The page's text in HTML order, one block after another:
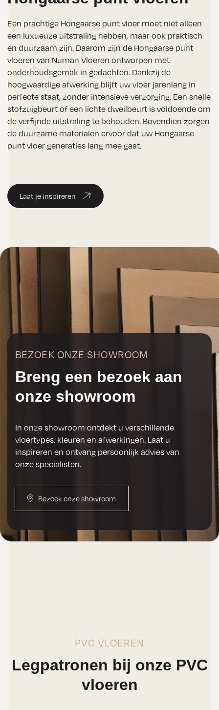
Een prachtige Hongaarse punt vloer moet niet alleen
een luxueuze uitstraling hebben, maar ook praktisch
en duurzaam zijn. Daarom zijn de Hongaarse punt
vloeren van Numan Vloeren ontworpen met
onderhoudsgemak in gedachten. Dankzij de
hoogwaardige afwerking blijft uw vloer jarenlang in
perfecte staat, zonder intensieve verzorging. Een snelle
stofzuigbeurt of een lichte dweilbeurt is voldoende om
de verfijnde uitstraling te behouden. Bovendien zorgen
de duurzame materialen ervoor dat uw Hongaarse
punt vloer generaties lang mee gaat.
Laat je inspireren
BEZOEK ONZE SHOWROOM
Breng een bezoek aan
onze showroom
In onze showroom ontdekt u verschillende
vloertypes, kleuren en afwerkingen. Laat u
inspireren en ontvang persoonlijk advies van
onze specialisten.
Bezoek onze showroom
PVC VLOEREN
Legpatronen bij onze PVC
vloeren